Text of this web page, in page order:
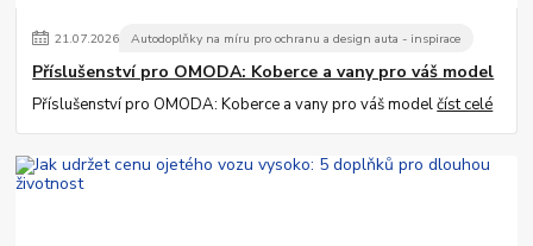
21.07.2026 Autodoplňky na míru pro ochranu a design auta - inspirace
Příslušenství pro OMODA: Koberce a vany pro váš model
Příslušenství pro OMODA: Koberce a vany pro váš modelčíst celé